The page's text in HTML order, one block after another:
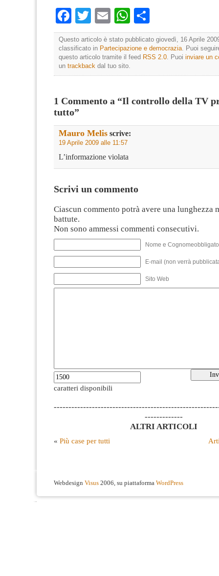
Facebook
TwitterEmailWhatsApp
Questo articolo è stato pubblicato giovedì, 16 Aprile
classificato in Partecipazione e democrazia . Puoi
questo articolo tramite il feed RSS 2.0 . Puoi inviare un
un trackback dal tuo sito.
1 Commento a “Il controllo della TV
tutto”
Mauro Melis scrive:
19 Aprile 2009 alle 11:57
L’informazione violata
Scrivi un commento
Ciascun commento potrà avere una lunghezza
battute.
Non sono ammessi commenti consecutivi.
Nome e
E-mail (non verrà
Sito Web
caratteri disponibili
-------------
ALTRI ARTICOLI
« Più case per tutti
Webdesign Visus 2006, su piattaforma WordPress